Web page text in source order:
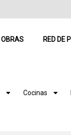
OBRAS RED DE
Cocinas